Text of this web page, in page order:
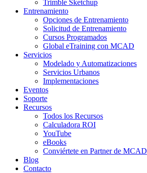
Trimble Sketchup
Entrenamiento
Opciones de Entrenamiento
Solicitud de Entrenamiento
Cursos Programados
Global eTraining con MCAD
Servicios
Modelado y Automatizaciones
Servicios Urbanos
Implementaciones
Eventos
Soporte
Recursos
Todos los Recursos
Calculadora ROI
YouTube
eBooks
Conviértete en Partner de MCAD
Blog
Contacto